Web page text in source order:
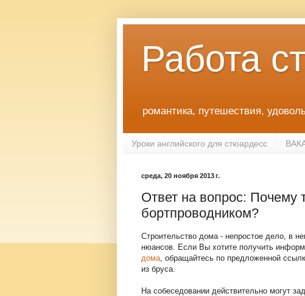
Работа
романтика, путешествия,
Уроки английского для стюардесс
среда, 20 ноября 2013 г.
Ответ на вопрос: Почему
бортпроводником?
Строительство дома - непростое дело, в
нюансов. Если Вы хотите получить
дома , обращайтесь по предложенной
из бруса.
На собеседовании действительно могут